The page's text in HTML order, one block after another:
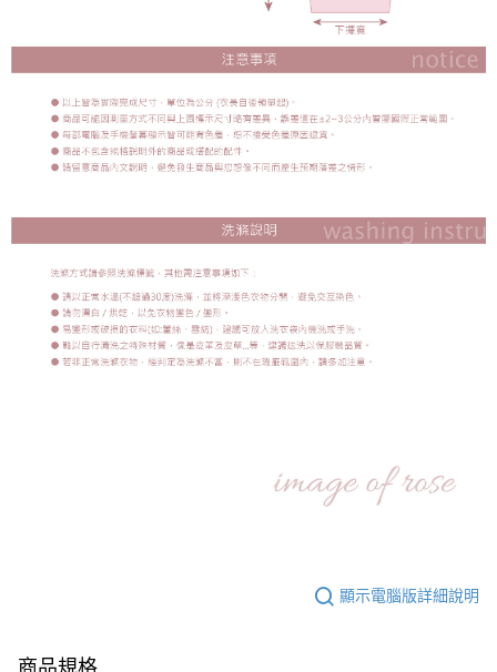
顯示電腦版詳細說明
商品規格